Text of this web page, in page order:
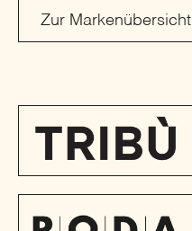
Zur Markenübersicht